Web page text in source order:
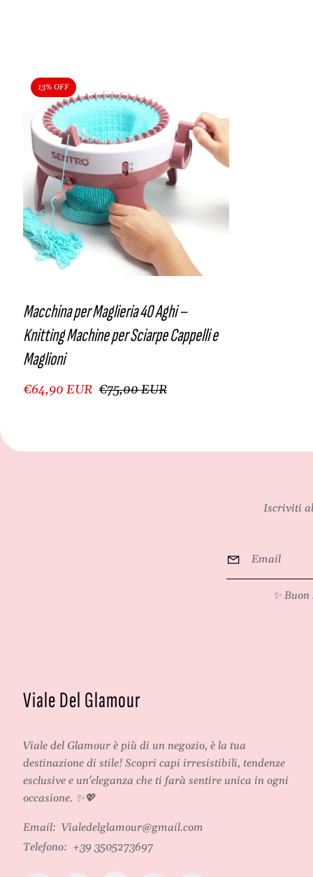
13% OFF
Macchina per Maglieria 40 Aghi –
Knitting Machine per Sciarpe Cappelli e
Maglioni
€64,90 EUR €75,00 EUR
Iscriviti
*
✨
Viale Del Glamour
Viale del Glamour è più di un negozio, è la tua
destinazione di stile! Scopri capi irresistibili, tendenze
esclusive e un'eleganza che ti farà sentire unica in ogni
occasione. ✨💖
Email: Vialedelglamour@gmail.com
Telefono: +39 3505273697